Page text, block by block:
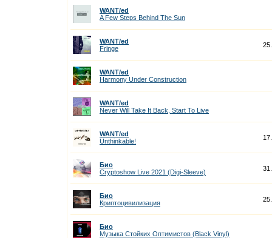
WANT/ed
A Few Steps Behind The Sun
WANT/ed
Fringe
WANT/ed
Harmony Under Construction
WANT/ed
Never Will Take It Back, Start To Live
WANT/ed
Unthinkable!
Био
Cryptoshow Live 2021 (Digi-Sleeve)
Био
Криптоцивилизация
Био
Музыка Стойких Оптимистов (Black Vinyl)